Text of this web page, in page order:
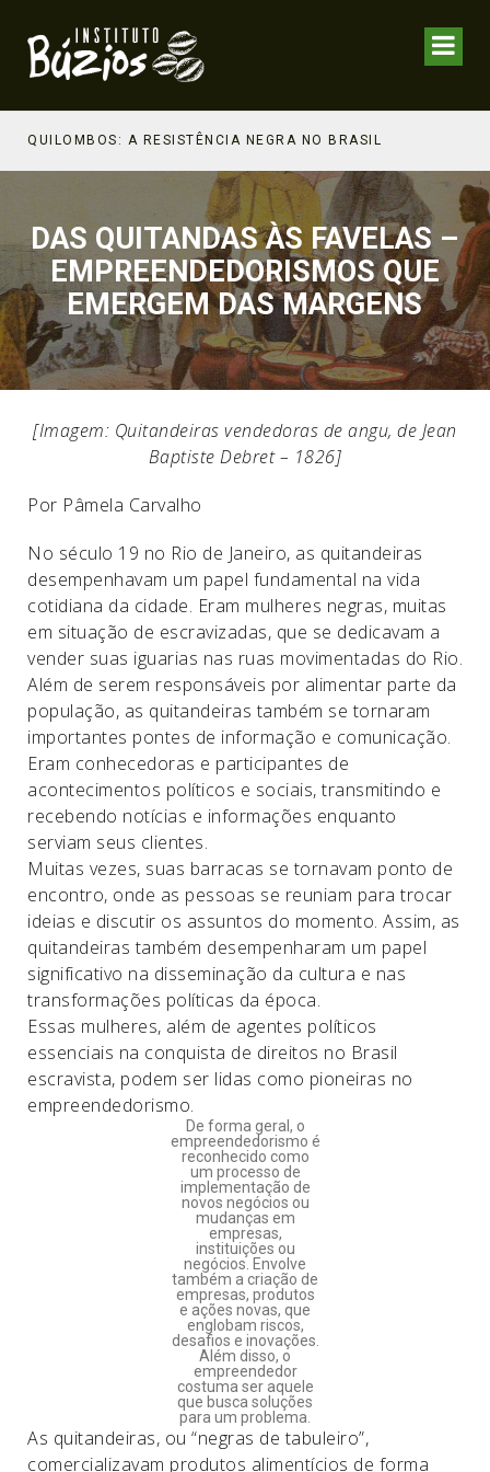
QUILOMBOS: A RESISTÊNCIA NEGRA NO BRASIL
DAS QUITANDAS ÀS FAVELAS –
EMPREENDEDORISMOS QUE
EMERGEM DAS MARGENS
[Imagem: Quitandeiras vendedoras de angu, de Jean
Baptiste Debret – 1826]
Por Pâmela Carvalho
No século 19 no Rio de Janeiro, as quitandeiras
desempenhavam um papel fundamental na vida
cotidiana da cidade. Eram mulheres negras, muitas
em situação de escravizadas, que se dedicavam a
vender suas iguarias nas ruas movimentadas do Rio.
Além de serem responsáveis por alimentar parte da
população, as quitandeiras também se tornaram
importantes pontes de informação e comunicação.
Eram conhecedoras e participantes de
acontecimentos políticos e sociais, transmitindo e
recebendo notícias e informações enquanto
serviam seus clientes.
Muitas vezes, suas barracas se tornavam ponto de
encontro, onde as pessoas se reuniam para trocar
ideias e discutir os assuntos do momento. Assim, as
quitandeiras também desempenharam um papel
significativo na disseminação da cultura e nas
transformações políticas da época.
Essas mulheres, além de agentes políticos
essenciais na conquista de direitos no Brasil
escravista, podem ser lidas como pioneiras no
empreendedorismo.
De forma geral, o
empreendedorismo é
reconhecido como
um processo de
implementação de
novos negócios ou
mudanças em
empresas,
instituições ou
negócios. Envolve
também a criação de
empresas, produtos
e ações novas, que
englobam riscos,
desafios e inovações.
Além disso, o
empreendedor
costuma ser aquele
que busca soluções
para um problema.
As quitandeiras, ou “negras de tabuleiro”,
comercializavam produtos alimentícios de forma